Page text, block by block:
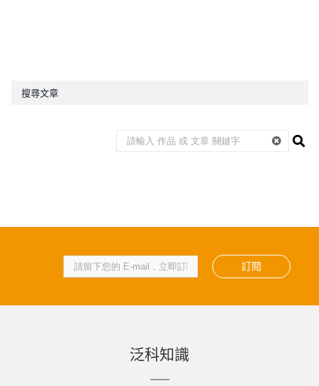
搜尋文章
訂閱
泛科知識